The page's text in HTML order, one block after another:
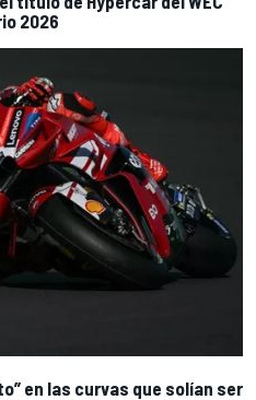
2026
en las curvas que solían ser